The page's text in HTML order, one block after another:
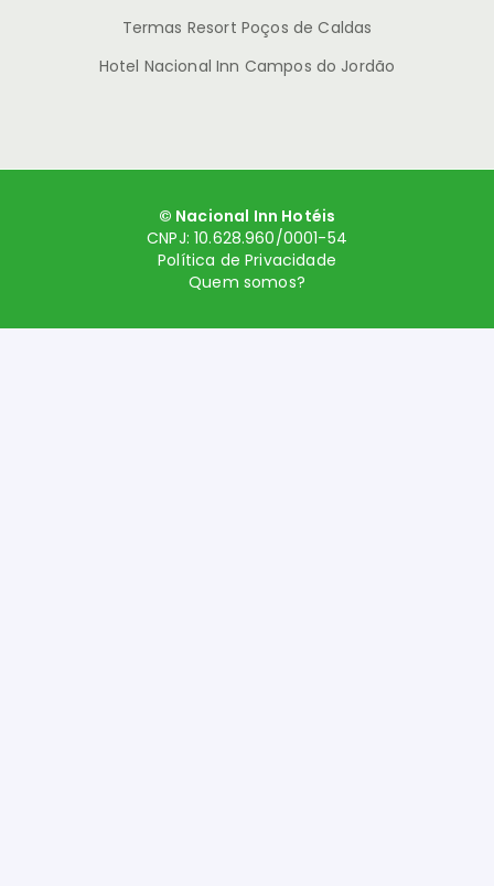
Termas Resort Poços de Caldas
Hotel Nacional Inn Campos do Jordão
© Nacional Inn Hotéis
CNPJ: 10.628.960/0001-54
Política de Privacidade
Quem somos?